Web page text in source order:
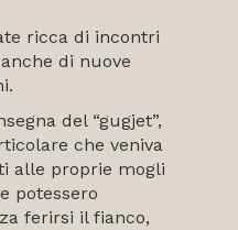
ricca di incontri
di nuove
del “gugjet”,
che veniva
alle proprie mogli
potessero
ferirsi il fianco,